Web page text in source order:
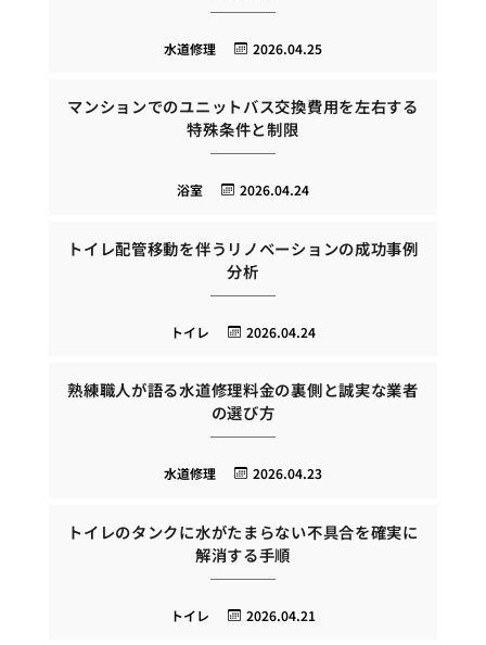
2026.04.25
水道修理
マンションでのユニットバス交換費用を左右する
特殊条件と制限
2026.04.24
浴室
トイレ配管移動を伴うリノベーションの成功事例
分析
2026.04.24
トイレ
熟練職人が語る水道修理料金の裏側と誠実な業者
の選び方
2026.04.23
水道修理
トイレのタンクに水がたまらない不具合を確実に
解消する手順
2026.04.21
トイレ